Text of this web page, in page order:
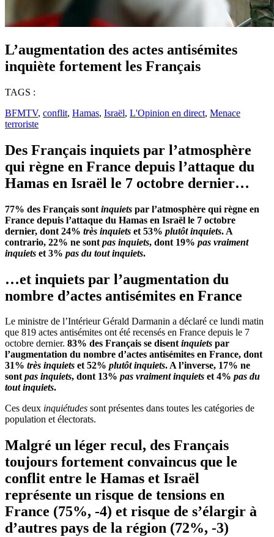
L’augmentation des actes antisémites
inquiète fortement les Français
TAGS :
BFMTV, conflit, Hamas, Israël, L'Opinion en direct, Menace
terroriste
Des Français inquiets par l’atmosphère
qui règne en France depuis l’attaque du
Hamas en Israël le 7 octobre dernier…
77% des Français sont inquiets par l’atmosphère qui règne en
France depuis l’attaque du Hamas en Israël le 7 octobre
dernier, dont 24% très inquiets et 53% plutôt inquiets. A
contrario, 22% ne sont pas inquiets, dont 19% pas vraiment
inquiets et 3% pas du tout inquiets.
…et inquiets par l’augmentation du
nombre d’actes antisémites en France
Le ministre de l’Intérieur Gérald Darmanin a déclaré ce lundi matin
que 819 actes antisémites ont été recensés en France depuis le 7
octobre dernier. 83% des Français se disentinquiets par
l’augmentation du nombre d’actes antisémites en France, dont
31% très inquiets et 52% plutôtinquiets. A l’inverse, 17% ne
sontpas inquiets, dont 13% pas vraiment inquiets et 4% pas du
tout inquiets.
Ces deux inquiétudes sont présentes dans toutes les catégories de
population et électorats.
Malgré un léger recul, des Français
toujours fortement convaincus que le
conflit entre le Hamas et Israël
représente un risque de tensions en
France (75%, -4) et risque de s’élargir à
d’autres pays de la région (72%, -3)